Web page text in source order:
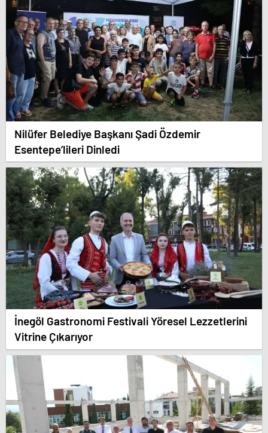
Nilüfer Belediye Başkanı Şadi Özdemir
Esentepe’lileri Dinledi
İnegöl Gastronomi Festivali Yöresel Lezzetlerini
Vitrine Çıkarıyor